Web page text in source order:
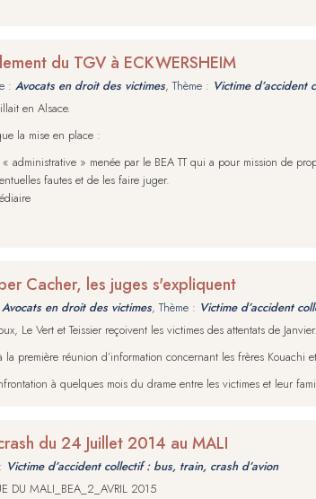
du TGV à ECKWERSHEIM
: Avocats en droit des victimes, Thème : Victime d’accident
en Alsace.
la mise en place :
administrative » menée par le BEA TT qui a pour mission de
fautes et de les faire juger.
Cacher, les juges s'expliquent
Avocats en droit des victimes, Thème : Victime d’accident
Le Vert et Teissier reçoivent les victimes des attentats de Janvier.
première réunion d’information concernant les frères Kouachi
à quelques mois du drame entre les victimes et leur
du 24 Juillet 2014 au MALI
Victime d’accident collectif : bus, train, crash d’avion
DU MALI_BEA_2_AVRIL 2015